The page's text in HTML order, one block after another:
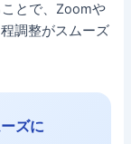
とで、Zoomや
調整がスムーズ
ズに